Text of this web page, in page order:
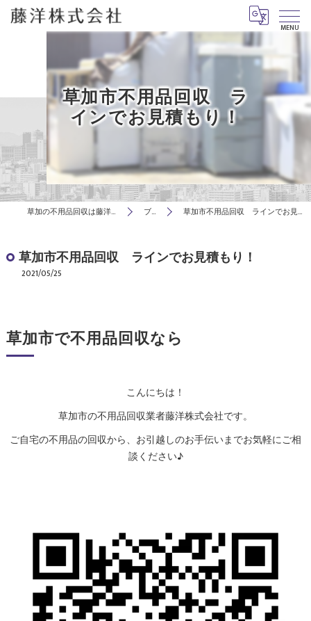
MENU
草加市不用品回収 ラ
インでお見積もり！
草加の不用品回収は藤洋株式会社 ブログ 草加市不用品回収 ラインでお見積もり！
草加市不用品回収 ラインでお見積もり！
2021/05/25
草加市で不用品回収なら
こんにちは！
草加市の不用品回収業者藤洋株式会社です。
ご自宅の不用品の回収から、お引越しのお手伝いまでお気軽にご相
談ください♪